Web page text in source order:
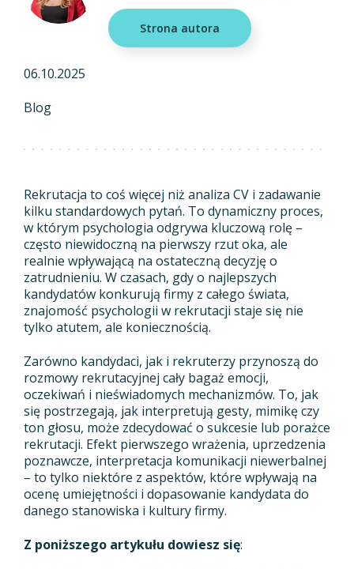
Strona autora
06.10.2025
Blog
Rekrutacja to coś więcej niż analiza CV i zadawanie
kilku standardowych pytań. To dynamiczny proces,
w którym psychologia odgrywa kluczową rolę –
często niewidoczną na pierwszy rzut oka, ale
realnie wpływającą na ostateczną decyzję o
zatrudnieniu. W czasach, gdy o najlepszych
kandydatów konkurują firmy z całego świata,
znajomość psychologii w rekrutacji staje się nie
tylko atutem, ale koniecznością.
Zarówno kandydaci, jak i rekruterzy przynoszą do
rozmowy rekrutacyjnej cały bagaż emocji,
oczekiwań i nieświadomych mechanizmów. To, jak
się postrzegają, jak interpretują gesty, mimikę czy
ton głosu, może zdecydować o sukcesie lub porażce
rekrutacji. Efekt pierwszego wrażenia, uprzedzenia
poznawcze, interpretacja komunikacji niewerbalnej
– to tylko niektóre z aspektów, które wpływają na
ocenę umiejętności i dopasowanie kandydata do
danego stanowiska i kultury firmy.
Z poniższego artykułu dowiesz się: